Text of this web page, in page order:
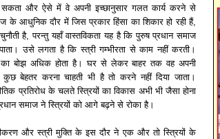
सकता और ऐसे में वे अपनी इच्छानुसार गलत कार्य करने से
के आधुनिक दौर में जिस प्रकार हिंसा का शिकार हो रही हैं,
है, परन्तु यहाँ वास्तविकता यह है कि पुरुष प्रधान समाज
उसे लगता है कि स्त्री गम्भीरता से काम नहीं करती।
का बोझ अधिक होता है। घर से लेकर बाहर तक वह अपनी
कुछ बेहतर करना चाहती भी है तो करने नहीं दिया जाता।
प्रतिरोध के चलते स्त्रियों का विकास अभी भी जैसा होना
समाज ने स्त्रियों को आगे बढ़ने से रोका है।
और स्त्री मुक्ति के इस दौर ने एक और तो स्त्रियों के